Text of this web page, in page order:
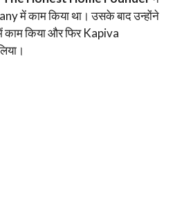
में काम किया था। उसके बाद उन्होंने
किया और फिर Kapiva